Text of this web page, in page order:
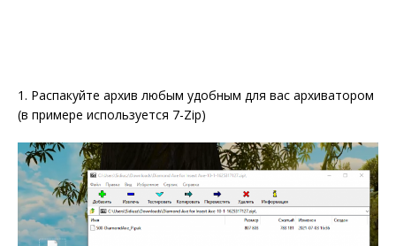
1. Распакуйте архив любым удобным для вас архиватором
(в примере используется 7-Zip)